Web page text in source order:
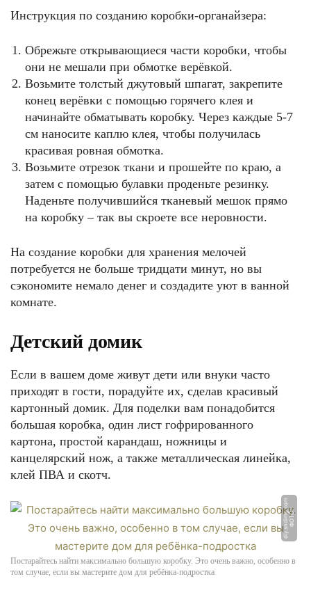
Инструкция по созданию коробки-органайзера:
Обрежьте открывающиеся части коробки, чтобы
они не мешали при обмотке верёвкой.
Возьмите толстый джутовый шпагат, закрепите
конец верёвки с помощью горячего клея и
начинайте обматывать коробку. Через каждые 5-7
см наносите каплю клея, чтобы получилась
красивая ровная обмотка.
Возьмите отрезок ткани и прошейте по краю, а
затем с помощью булавки проденьте резинку.
Наденьте получившийся тканевый мешок прямо
на коробку – так вы скроете все неровности.
На создание коробки для хранения мелочей
потребуется не больше тридцати минут, но вы
сэкономите немало денег и создадите уют в ванной
комнате.
Детский домик
Если в вашем доме живут дети или внуки часто
приходят в гости, порадуйте их, сделав красивый
картонный домик. Для поделки вам понадобится
большая коробка, один лист гофрированного
картона, простой карандаш, ножницы и
канцелярский нож, а также металлическая линейка,
клей ПВА и скотч.
Ф
О
Т
О:
di
y.
s
n
di
m
g.
c
o
m
Постарайтесь найти максимально большую коробку. Это очень важно, особенно в
том случае, если вы мастерите дом для ребёнка-подростка